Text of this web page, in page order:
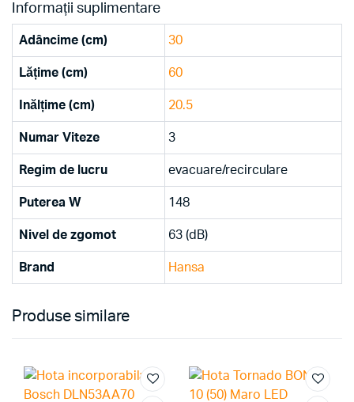
Informații suplimentare
Adâncime (cm) 30
Lățime (cm) 60
Inălțime (cm) 20.5
Numar Viteze 3
Regim de lucru evacuare/recirculare
Puterea W 148
Nivel de zgomot 63 (dB)
Brand Hansa
Produse similare